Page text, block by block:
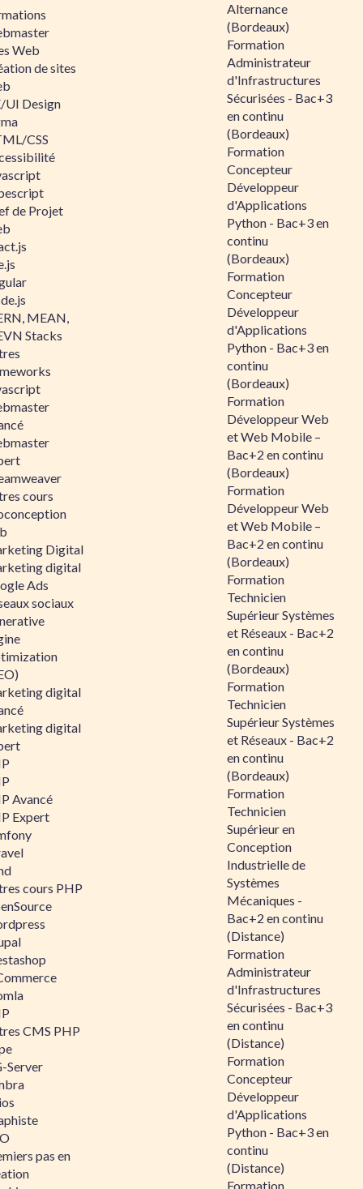
Web
de sites
UI Design
CSS
de Projet
MEAN,
Stacks
cours
Digital
digital
Ads
sociaux
digital
digital
Avancé
Expert
cours PHP
CMS PHP
Server
pas en
Alternance
(Bordeaux)
Formation
Administrateur
d'Infrastructures
Sécurisées - Bac+3
en continu
(Bordeaux)
Formation
Concepteur
Développeur
d'Applications
Python - Bac+3 en
continu
(Bordeaux)
Formation
Concepteur
Développeur
d'Applications
Python - Bac+3 en
continu
(Bordeaux)
Formation
Développeur Web
et Web Mobile –
Bac+2 en continu
(Bordeaux)
Formation
Développeur Web
et Web Mobile –
Bac+2 en continu
(Bordeaux)
Formation
Technicien
Supérieur Systèmes
et Réseaux - Bac+2
en continu
(Bordeaux)
Formation
Technicien
Supérieur Systèmes
et Réseaux - Bac+2
en continu
(Bordeaux)
Formation
Technicien
Supérieur en
Conception
Industrielle de
Systèmes
Mécaniques -
Bac+2 en continu
(Distance)
Formation
Administrateur
d'Infrastructures
Sécurisées - Bac+3
en continu
(Distance)
Formation
Concepteur
Développeur
d'Applications
Python - Bac+3 en
continu
(Distance)
Formation